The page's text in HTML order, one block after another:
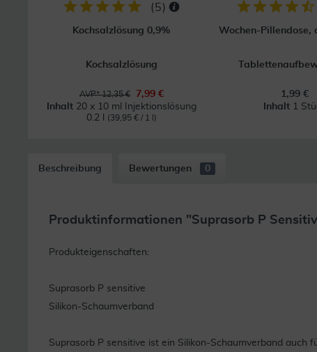
(5)
Kochsalzlösung 0,9%
Kochsalzlösung
AVP* 12,35 €
7,99 €
Inhalt 20 x 10 ml Injektionslösung
0.2 l
(39,95 € / 1 l)
Wochen-Pillendose,
1,99 €
Inhalt 1
Beschreibung Bewertungen 0
Produktinformationen "Suprasorb P
Produkteigenschaften:
Suprasorb P sensitive
Silikon-Schaumverband
Suprasorb P sensitive ist ein Silikon-Schaumverband